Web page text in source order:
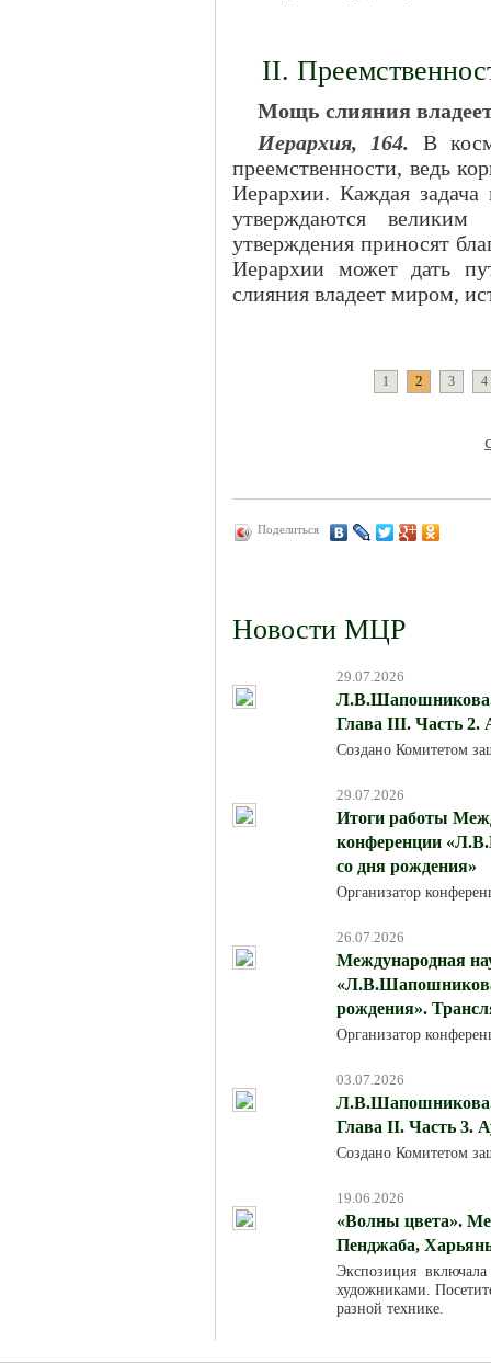
II.
Мощь слияния
Иерархия, 164. В
преемственности, ведь
Иерархии. Каждая задача
утверждаются
утверждения приносят
Иерархии может дать
слияния владеет миром,
1 2 3 4
Поделиться
Новости МЦР
29.07.2026
Л.В.Шапошникова.
Глава III. Часть 2.
Создано Комитетом
29.07.2026
Итоги работы
конференции
со дня рождения»
Организатор
26.07.2026
Международная
рождения».
Организатор
03.07.2026
Л.В.Шапошникова.
Глава II. Часть 3.
Создано Комитетом
19.06.2026
«Волны цвета».
Пенджаба,
Экспозиция
художниками.
разной технике.